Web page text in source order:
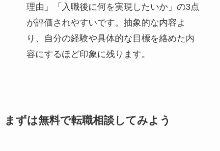
理由」「入職後に何を実現したいか」の3点
が評価されやすいです。抽象的な内容よ
り、自分の経験や具体的な目標を絡めた内
容にするほど印象に残ります。
まずは無料で転職相談してみよう